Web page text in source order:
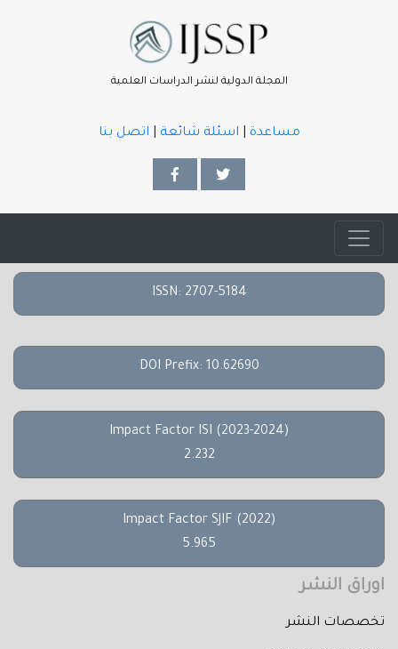
المجلة الدولية لنشر الدراسات العلمية
مساعدة اسئلة شائعة اتصل بنا
ISSN: 2707-5184
DOI Prefix: 10.62690
Impact Factor ISI (2023-2024)
2.232
Impact Factor SJIF (2022)
5.965
اوراق النشر
تخصصات النشر